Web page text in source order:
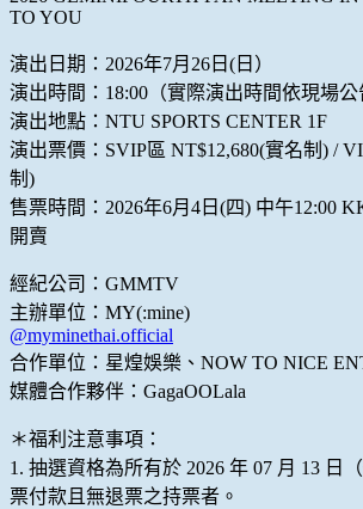
TO YOU
演出日期：2026年7月26日(日）
演出時間：18:00（實際演出時間依現場公
演出地點：NTU SPORTS CENTER 1F
演出票價：SVIP區 NT$12,680(實名制) /
制)
售票時間：2026年6月4日(四) 中午12:00
開賣
經紀公司：GMMTV
主辦單位：MY(:mine)
@myminethai.official
合作單位：星煌娛樂、NOW TO NICE
媒體合作夥伴：GagaOOLala
＊福利注意事項：
1. 抽選資格為所有於 2026 年 07 月 13 日
票付款且無退票之持票者。